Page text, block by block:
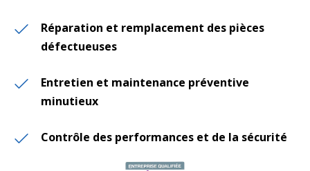
Réparation et remplacement des pièces
défectueuses
Entretien et maintenance préventive
minutieux
Contrôle des performances et de la sécurité